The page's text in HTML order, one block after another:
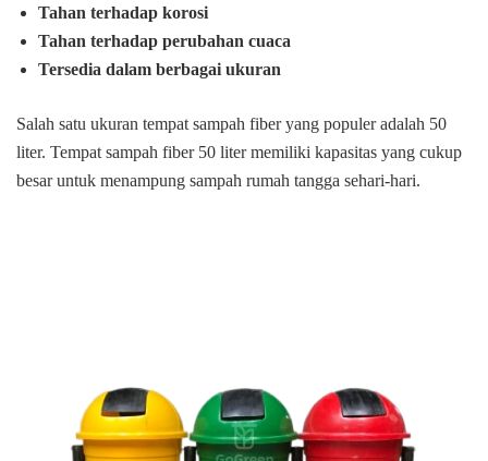
Tahan terhadap korosi
Tahan terhadap perubahan cuaca
Tersedia dalam berbagai ukuran
Salah satu ukuran tempat sampah fiber yang populer adalah 50
liter. Tempat sampah fiber 50 liter memiliki kapasitas yang cukup
besar untuk menampung sampah rumah tangga sehari-hari.